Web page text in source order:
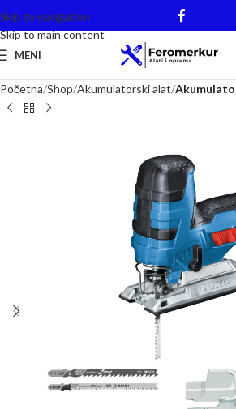
Skip to navigation
Skip to main content
MENI
Početna Shop Akumulatorski alat